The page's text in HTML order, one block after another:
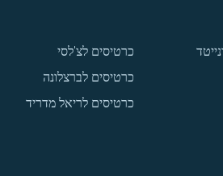
כרטיסים לצ'לסי
כרטיסים לברצלונה
כרטיסים לריאל מדריד